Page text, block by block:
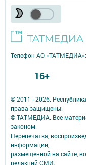
© 2011 - 2026.
права защищены.
© ТАТМЕДИА. Все
законом.
Перепечатка,
информации,
размещенной на сайте,
редакций СМИ.
Телефон АО «ТАТМЕДИА»:
16+